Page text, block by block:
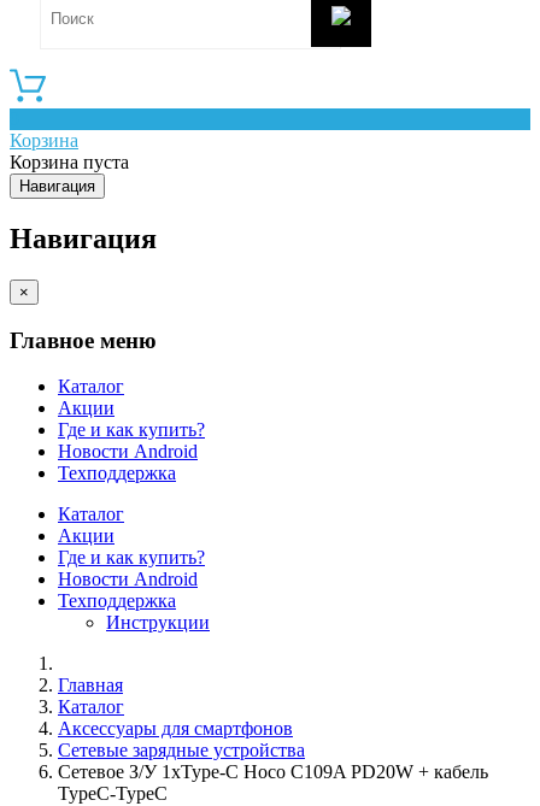
Корзина
Корзина пуста
Навигация
Навигация
×
Главное меню
Каталог
Акции
Где и как купить?
Новости Android
Техподдержка
Каталог
Акции
Где и как купить?
Новости Android
Техподдержка
Инструкции
Главная
Каталог
Аксессуары для смартфонов
Сетевые зарядные устройства
Сетевое З/У 1xType-C Hoco C109A PD20W + кабель
TypeC-TypeC